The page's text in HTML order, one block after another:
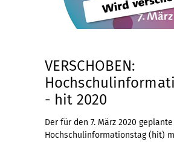
VERSCHOBEN:
- hit 2020
Der für den 7. März 2020 geplante
Hochschulinformationstag (hit)